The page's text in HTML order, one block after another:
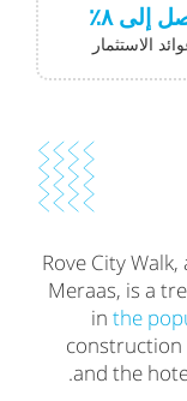
إلى ۸٪
الاستثمار
Rove City
Meraas, is a
in the
construction
and the